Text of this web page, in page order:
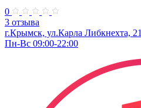
0
3 отзыва
г.Крымск, ул.Карла Либкнехта, 21
Пн-Вс 09:00-22:00